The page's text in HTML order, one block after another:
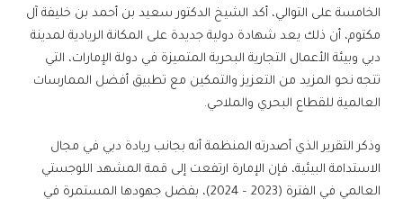
الخامسة على التوالي، أكد الشيخ الدكتور سعيد بن أحمد بن خليفة آل
مكتوم، أن ذلك يعد شهادة دولية جديدة على المكانة الريادية لمدينة
دبي وبيئة الأعمال التجارية البحرية المتميزة في دولة الإمارات، التي
تتجه نحو المزيد من التعزيز والتمكين مع تطبيق أفضل الممارسات
العالمية للقطاع البحري والملاحي.
وذكر التقرير الذي أصدرته المنظمة أنه بجانب ريادة دبي في مجال
الاستدامة البيئية، فإن الإمارة ارتفعت إلى قمة المشهد اللوجستي
العالمي في الفترة (2023 – 2024)، بفضل جهودها المستمرة في